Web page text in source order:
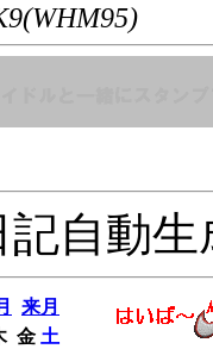
記自動
来月
金 土